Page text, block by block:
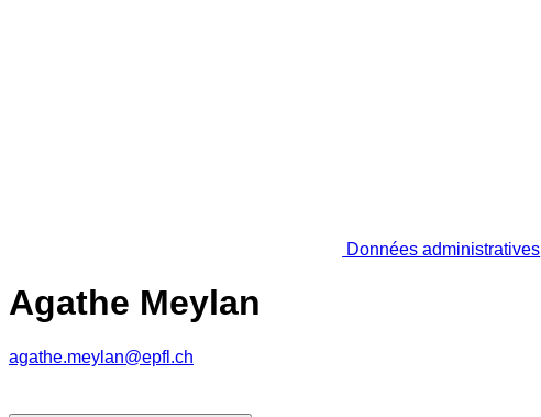
Données administratives
Agathe Meylan
agathe.meylan@epfl.ch